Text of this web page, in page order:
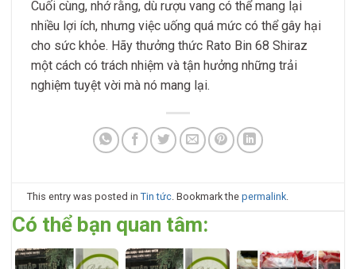
Cuối cùng, nhớ rằng, dù rượu vang có thể mang lại
nhiều lợi ích, nhưng việc uống quá mức có thể gây hại
cho sức khỏe. Hãy thưởng thức Rato Bin 68 Shiraz
một cách có trách nhiệm và tận hưởng những trải
nghiệm tuyệt vời mà nó mang lại.
This entry was posted inTin tức . Bookmark thepermalink
Có thể bạn quan tâm: